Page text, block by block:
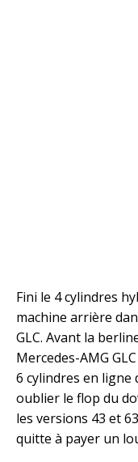
Fini le 4 cylindres
machine arrière
GLC. Avant la
Mercedes-AMG
6 cylindres en ligne
oublier le flop du
les versions 43 et
quitte à payer un